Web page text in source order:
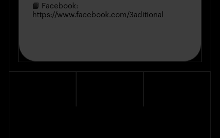
📘 Facebook:
https://www.facebook.com/3aditional